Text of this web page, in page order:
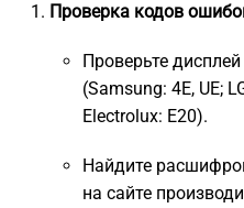
Проверка кодов
Проверьте
(Samsung: 4E, UE;
Electrolux: E20).
Найдите
на сайте